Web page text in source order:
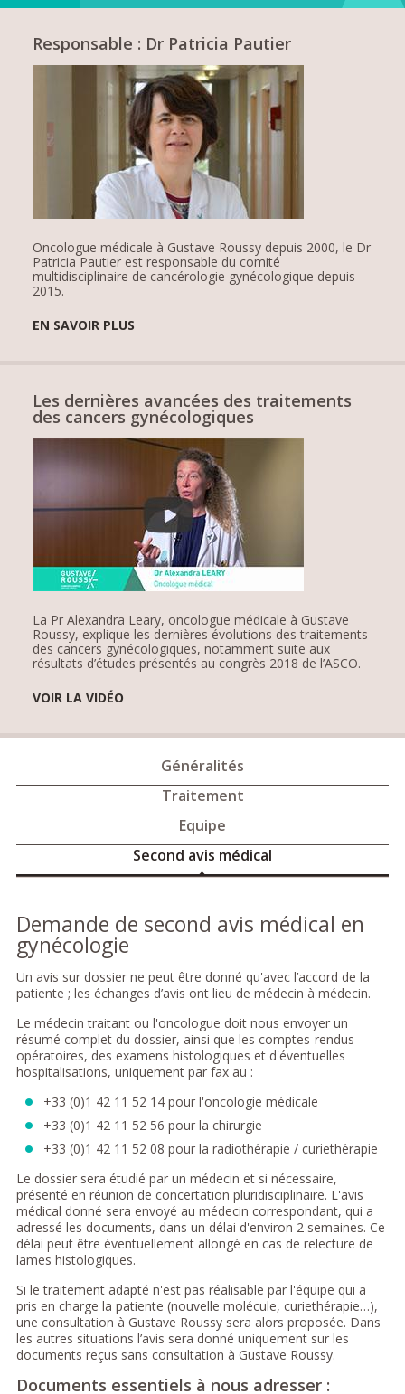
Responsable : Dr Patricia Pautier
Oncologue médicale à Gustave Roussy depuis 2000, le Dr
Patricia Pautier est responsable du comité
multidisciplinaire de cancérologie gynécologique depuis
2015.
EN SAVOIR PLUS
Les dernières avancées des traitements
des cancers gynécologiques
La Pr Alexandra Leary, oncologue médicale à Gustave
Roussy, explique les dernières évolutions des traitements
des cancers gynécologiques, notamment suite aux
résultats d’études présentés au congrès 2018 de l’ASCO.
VOIR LA VIDÉO
Généralités
Traitement
Equipe
Second avis médical
Demande de second avis médical en
gynécologie
Un avis sur dossier ne peut être donné qu'avec l’accord de la
patiente ; les échanges d’avis ont lieu de médecin à médecin.
Le médecin traitant ou l'oncologue doit nous envoyer un
résumé complet du dossier, ainsi que les comptes-rendus
opératoires, des examens histologiques et d'éventuelles
hospitalisations, uniquement par fax au :
+33 (0)1 42 11 52 14 pour l'oncologie médicale
+33 (0)1 42 11 52 56 pour la chirurgie
+33 (0)1 42 11 52 08 pour la radiothérapie / curiethérapie
Le dossier sera étudié par un médecin et si nécessaire,
présenté en réunion de concertation pluridisciplinaire. L'avis
médical donné sera envoyé au médecin correspondant, qui a
adressé les documents, dans un délai d'environ 2 semaines. Ce
délai peut être éventuellement allongé en cas de relecture de
lames histologiques.
Si le traitement adapté n'est pas réalisable par l'équipe qui a
pris en charge la patiente (nouvelle molécule, curiethérapie…),
une consultation à Gustave Roussy sera alors proposée. Dans
les autres situations l’avis sera donné uniquement sur les
documents reçus sans consultation à Gustave Roussy.
Documents essentiels à nous adresser :